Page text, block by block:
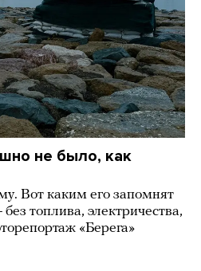
не было, как
Вот каким его запомнят
топлива, электричества,
«Берега»